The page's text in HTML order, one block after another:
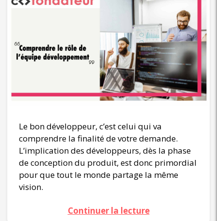
Le bon développeur, c’est celui qui va
comprendre la finalité de votre demande.
L’implication des développeurs, dès la phase
de conception du produit, est donc primordial
pour que tout le monde partage la même
vision.
Continuer la lecture